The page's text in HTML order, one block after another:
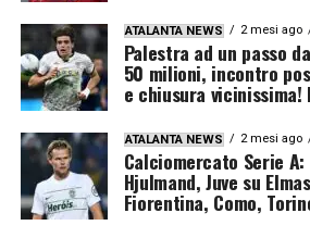
ATALANTA NEWS 2 mesi ago
Palestra ad un passo
50 milioni, incontro
e chiusura
ATALANTA NEWS 2 mesi ago
Calciomercato Serie
Hjulmand, Juve su
Fiorentina, Como,